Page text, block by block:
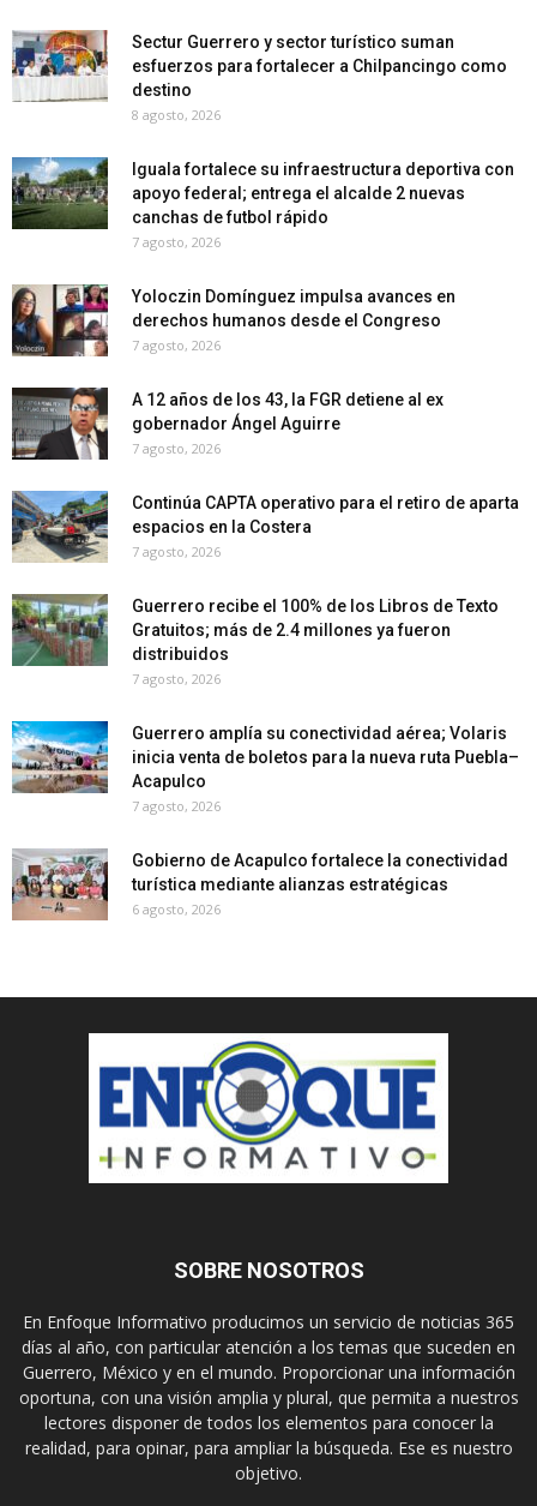
Sectur Guerrero y sector turístico suman
esfuerzos para fortalecer a Chilpancingo como
destino
8 agosto, 2026
Iguala fortalece su infraestructura deportiva con
apoyo federal; entrega el alcalde 2 nuevas
canchas de futbol rápido
7 agosto, 2026
Yoloczin Domínguez impulsa avances en
derechos humanos desde el Congreso
7 agosto, 2026
A 12 años de los 43, la FGR detiene al ex
gobernador Ángel Aguirre
7 agosto, 2026
Continúa CAPTA operativo para el retiro de aparta
espacios en la Costera
7 agosto, 2026
Guerrero recibe el 100% de los Libros de Texto
Gratuitos; más de 2.4 millones ya fueron
distribuidos
7 agosto, 2026
Guerrero amplía su conectividad aérea; Volaris
inicia venta de boletos para la nueva ruta Puebla–
Acapulco
7 agosto, 2026
Gobierno de Acapulco fortalece la conectividad
turística mediante alianzas estratégicas
6 agosto, 2026
SOBRE NOSOTROS
En Enfoque Informativo producimos un servicio de noticias 365
días al año, con particular atención a los temas que suceden en
Guerrero, México y en el mundo. Proporcionar una información
oportuna, con una visión amplia y plural, que permita a nuestros
lectores disponer de todos los elementos para conocer la
realidad, para opinar, para ampliar la búsqueda. Ese es nuestro
objetivo.